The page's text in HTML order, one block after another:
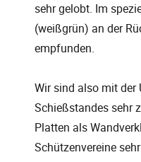
sehr gelobt. Im
(weißgrün) an der
empfunden.
Wir sind also mit der
Schießstandes sehr
Platten als
Schützenvereine